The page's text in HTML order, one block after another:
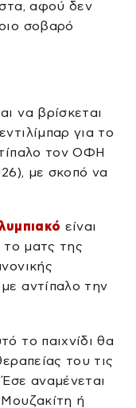
αφού δεν
σοβαρό
να βρίσκεται
για το
τον ΟΦΗ
με σκοπό να
είναι
το ματς της
αντίπαλο την
το παιχνίδι θα
του τις
αναμένεται
ή